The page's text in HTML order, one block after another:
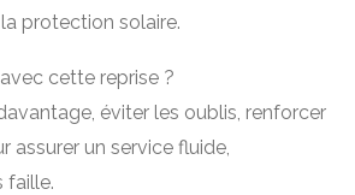
protection solaire.
cette reprise ?
éviter les oublis, renforcer
assurer un service fluide,
faille.